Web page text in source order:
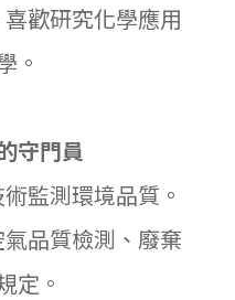
歡研究化學應用
。
守門員
監測環境品質。
品質檢測、廢棄
定。